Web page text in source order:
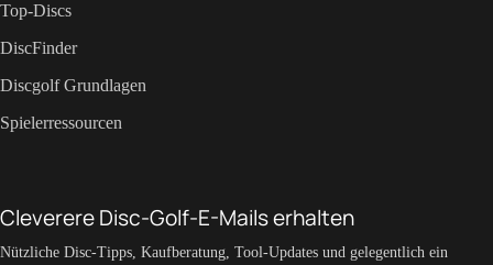
Top-Discs
DiscFinder
Discgolf Grundlagen
Spielerressourcen
Cleverere Disc-Golf-E-Mails erhalten
Nützliche Disc-Tipps, Kaufberatung, Tool-Updates und gelegentlich ein